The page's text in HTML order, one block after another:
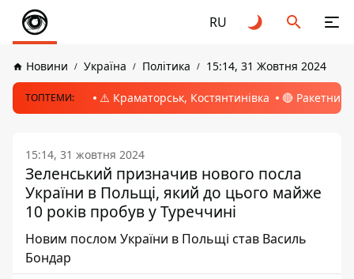
RU
Новини Україна Політика 15:14, 31 Жовтня 2024
ТОПТЕМИ: ⚠️ Краматорськ, Костянтинівка 🔴 Ракетний
15:14, 31 жовтня 2024
Зеленський призначив нового посла
України в Польщі, який до цього майже
10 років пробув у Туреччині
Новим послом України в Польщі став Василь
Бондар